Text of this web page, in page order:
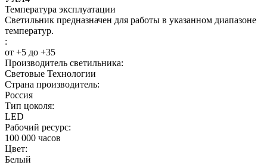
Температура эксплуатации
Светильник предназначен для работы в указанном диапазоне
температур.
:
от +5 до +35
Производитель светильника:
Световые Технологии
Страна производитель:
Россия
Тип цоколя:
LED
Рабочий ресурс:
100 000 часов
Цвет:
Белый